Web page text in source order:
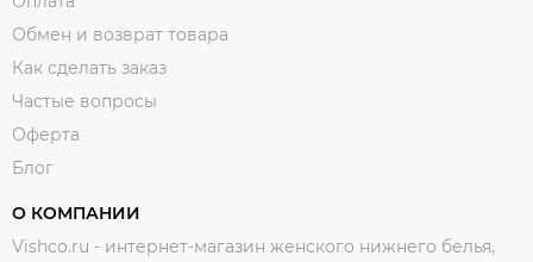
Обмен и возврат товара
Как сделать заказ
Частые вопросы
Оферта
Блог
О КОМПАНИИ
Vishco.ru - интернет-магазин женского нижнего белья,